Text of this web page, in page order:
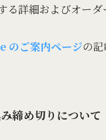
る詳細およびオーダ
ご案内ページの
締め切りについて